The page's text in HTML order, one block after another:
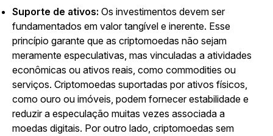
Suporte de ativos: Os investimentos devem ser
fundamentados em valor tangível e inerente. Esse
princípio garante que as criptomoedas não sejam
meramente especulativas, mas vinculadas a atividades
econômicas ou ativos reais, como commodities ou
serviços. Criptomoedas suportadas por ativos físicos,
como ouro ou imóveis, podem fornecer estabilidade e
reduzir a especulação muitas vezes associada a
moedas digitais. Por outro lado, criptomoedas sem